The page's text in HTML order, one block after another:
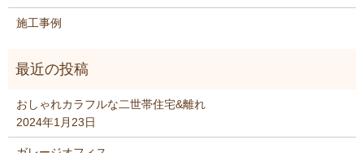
施工事例
おしゃれカラフルな二世帯住宅&離れ
2024年1月23日